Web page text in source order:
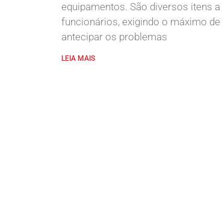
equipamentos. São diversos itens
funcionários, exigindo o máximo
antecipar os problemas
LEIA MAIS